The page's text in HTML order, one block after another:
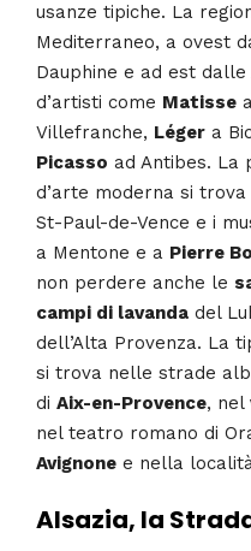
usanze tipiche. La
Mediterraneo, a ovest
Dauphine e ad est
d’artisti come Matisse
Villefranche, Léger a
Picasso ad Antibes. La
d’arte moderna si
St-Paul-de-Vence e i
a Mentone e a Pierre
non perdere anche le
campi di lavanda del
dell’Alta Provenza. La
si trova nelle strade
di Aix-en-Provence, nel
nel teatro romano di
Avignone e nella
Alsazia, la